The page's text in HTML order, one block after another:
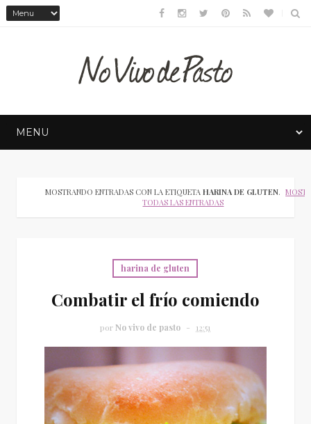
MOSTRANDO ENTRADAS CON LA ETIQUETA HARINA DE GLUTEN.
TODAS LAS ENTRADAS
harina de gluten
Combatir el frío comiendo
por No vivo de pasto 12:51